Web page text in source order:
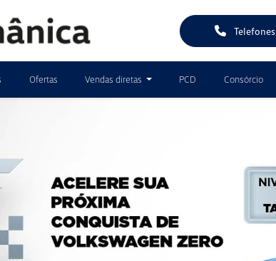
Telefones
Ofertas Vendas diretas PCD Consórcio